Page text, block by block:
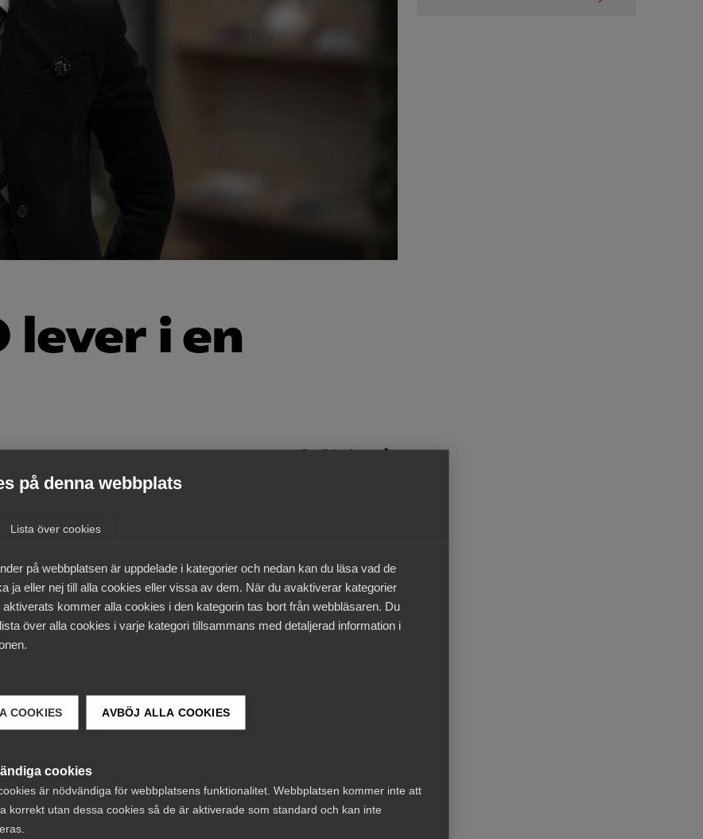
på denna webbplats
Lista över cookies
på webbplatsen är uppdelade i kategorier och nedan kan du läsa vad de
ja eller nej till alla cookies eller vissa av dem. När du avaktiverar kategorier
kommer alla cookies i den kategorin tas bort från webbläsaren. Du
över alla cookies i varje kategori tillsammans med detaljerad information i
COOKIES AVBÖJ ALLA COOKIES
cookies
är nödvändiga för webbplatsens funktionalitet. Webbplatsen kommer inte att
korrekt utan dessa cookies så de är aktiverade som standard och kan inte
Kurser & utbildningar
lever i en
bibehållen lön och reallöneökningar
varför centrala förhandlingar
helgfri vecka för alla arbetare. Idag aviserade en enig
Svenskt Näringsliv.
ekvationen minskad arbetstid, bibehållen lön och
konsekvenser för samhällsekonomin och Sveriges
chef på Almega.
ville LO inte heller specificera vid dagens pressträff,
är inte ett alternativ. Arbetstid och lön hör ihop,
olika delar av arbetsmarknaden måste detta förhandlas